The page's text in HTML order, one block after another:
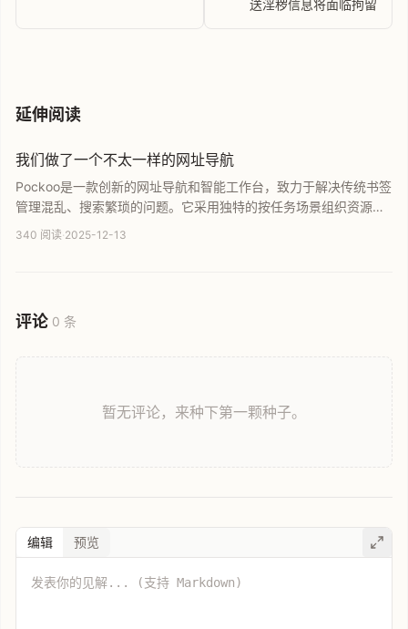
送淫秽信息将面临拘留
延伸阅读
我们做了一个不太一样的网址导航
Pockoo是一款创新的网址导航和智能工作台，致力于解决传统书签
管理混乱、搜索繁琐的问题。它采用独特的按任务场景组织资源的
方式，将原本分散的工具聚合在一起。无论是写文章还是做PPT，
340 阅读·2025-12-13
评论 0 条
暂无评论，来种下第一颗种子。
编辑 预览